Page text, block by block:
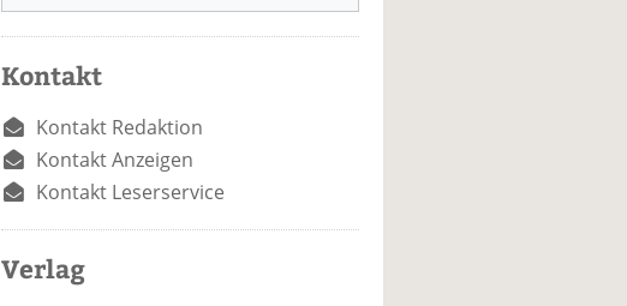
Kontakt
Kontakt Redaktion
Kontakt Anzeigen
Kontakt Leserservice
Verlag